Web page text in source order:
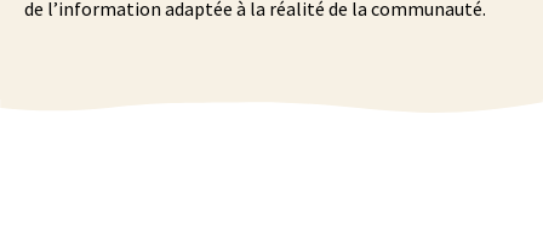
de l’information adaptée à la réalité de la communauté.